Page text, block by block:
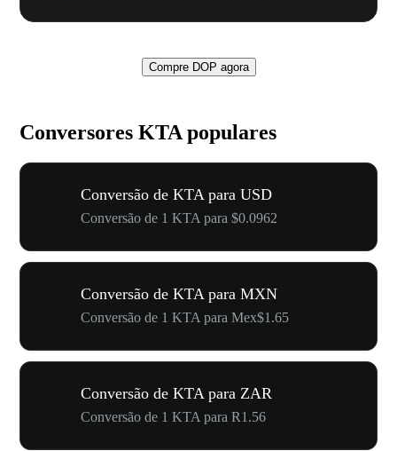
Compre DOP agora
Conversores KTA populares
Conversão de KTA para USD
Conversão de 1 KTA para $0.0962
Conversão de KTA para MXN
Conversão de 1 KTA para Mex$1.65
Conversão de KTA para ZAR
Conversão de 1 KTA para R1.56